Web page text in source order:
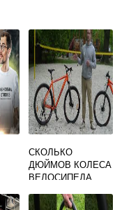
СКОЛЬКО
ДЮЙМОВ КОЛЕСА
ВЕЛОСИПЕДА
ЛЕТ